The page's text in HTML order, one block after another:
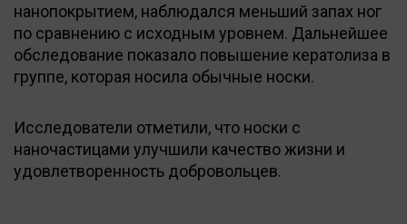
нанопокрытием, наблюдался меньший запах ног
по сравнению с исходным уровнем. Дальнейшее
обследование показало повышение кератолиза в
группе, которая носила обычные носки.
Исследователи отметили, что носки с
наночастицами улучшили качество жизни и
удовлетворенность добровольцев.